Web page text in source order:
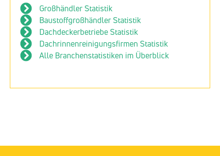
Großhändler Statistik
Baustoffgroßhändler Statistik
Dachdeckerbetriebe Statistik
Dachrinnenreinigungsfirmen Statistik
Alle Branchenstatistiken im Überblick